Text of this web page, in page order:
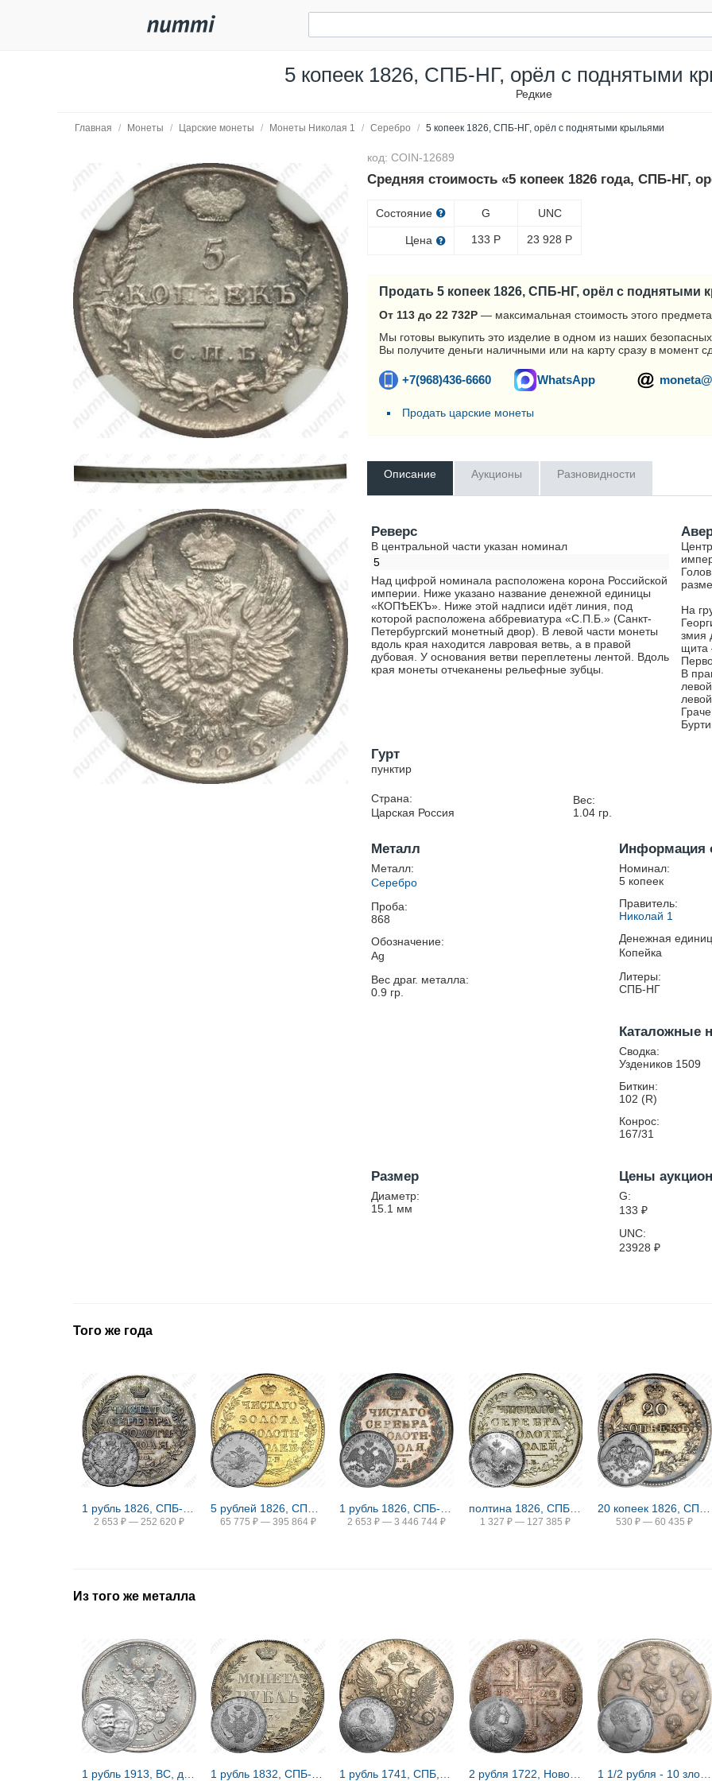
5 копеек 1826, СПБ-НГ, орёл с поднятыми
Редкие
Главная / Монеты / Царские монеты / Монеты Николая 1 / Серебро / 5 копеек 1826, СПБ-НГ, орёл с поднятыми крыльями
код: COIN-12689
Средняя стоимость «5 копеек 1826 года, СПБ-НГ,
Состояние
Цена
G
133 Р
UNC
23 928 Р
Продать 5 копеек 1826, СПБ-НГ, орёл с поднятыми
От 113 до 22 732Р — максимальная стоимость этого
Мы готовы выкупить это изделие в одном из наших
Вы получите деньги наличными или на карту сразу в момент
+7(968)436-6660 WhatsApp
Продать царские монеты
Описание Аукционы Разновидности
Реверс
В центральной части указан номинал
5
Над цифрой номинала расположена корона Российской
империи. Ниже указано название денежной единицы
«КОПѢЕКЪ». Ниже этой надписи идёт линия, под
которой расположена аббревиатура «С.П.Б.» (Санкт-
Петербургский монетный двор). В левой части монеты
вдоль края находится лавровая ветвь, а в правой
дубовая. У основания ветви переплетены лентой. Вдоль
края монеты отчеканены рельефные зубцы.
На
змия
щита
В
Гурт
пунктир
Страна:
Царская Россия
Вес:
1.04гр.
Металл
Металл:
Серебро
Проба:
868
Обозначение:
Ag
Вес драг. металла:
0.9 гр.
Информация
Номинал:
5 копеек
Правитель:
Николай 1
Денежная
Копейка
Литеры:
СПБ-НГ
Каталожные
Сводка:
Уздеников 1509
Биткин:
102 (R)
Конрос:
167/31
Размер
Диаметр:
15.1 мм
Цены
G:
133 ₽
UNC:
23928 ₽
Того же года
2 653 ₽ — 252 620 ₽ 65 775 ₽ — 395 864 ₽ 2 653 ₽ — 3 446 744 ₽
полтина 1826, СПБ-НГ, орёл с опущенными крыльями, реверс: корона широкая
1 327 ₽ — 127 385 ₽ 530 ₽ — 60 435 ₽
Из того же металла
2 рубля 1722, Новодел 1 1/2 рубля - 10 злотых 1836, семейный, П. У., Новодел